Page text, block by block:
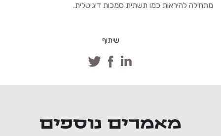
מתחילה להיראות כמו תשתית סמכות דיגיטלית.
שיתוף
מאמרים נוספים